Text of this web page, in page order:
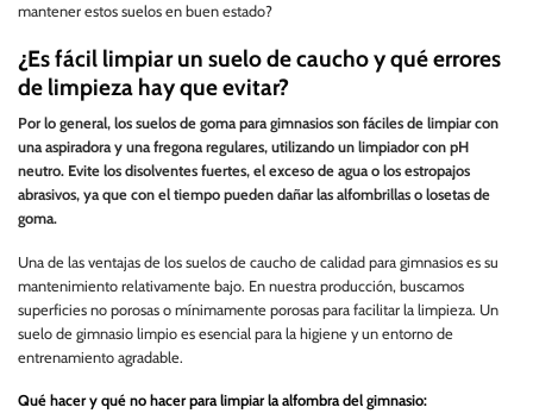
mantener estos suelos en buen estado?
¿Es fácil limpiar un suelo de caucho y qué errores
de limpieza hay que evitar?
Por lo general, los suelos de goma para gimnasios son fáciles de limpiar con
una aspiradora y una fregona regulares, utilizando un limpiador con pH
neutro. Evite los disolventes fuertes, el exceso de agua o los estropajos
abrasivos, ya que con el tiempo pueden dañar las alfombrillas o losetas de
goma.
Una de las ventajas de los suelos de caucho de calidad para gimnasios es su
mantenimiento relativamente bajo. En nuestra producción, buscamos
superficies no porosas o mínimamente porosas para facilitar la limpieza. Un
suelo de gimnasio limpio es esencial para la higiene y un entorno de
entrenamiento agradable.
Qué hacer y qué no hacer para limpiar la alfombra del gimnasio: